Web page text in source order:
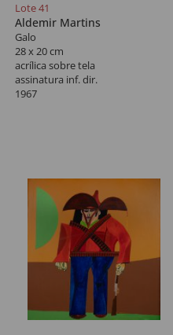
Lote 41
Aldemir Martins
Galo
28 x 20 cm
acrílica sobre tela
assinatura inf. dir.
1967